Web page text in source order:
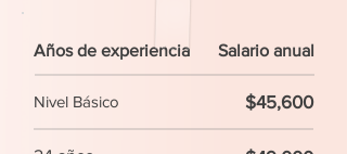
Años de experiencia Salario anual
Nivel Básico $45,600